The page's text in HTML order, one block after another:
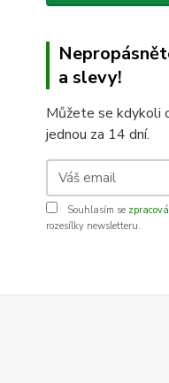
a slevy!
Můžete se kdykoli
jednou za 14 dní.
Souhlasím se
rozesílky newsletteru.